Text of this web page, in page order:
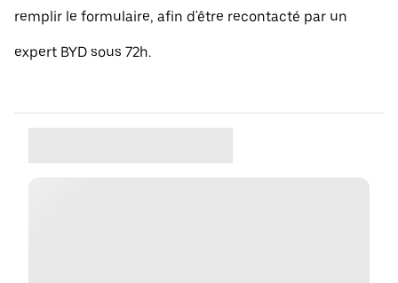
remplir le formulaire, afin d'être recontacté par un
expert BYD sous 72h.